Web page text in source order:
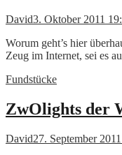
David3. Oktober 2011
Worum geht’s hier
Zeug im Internet, sei es
Fundstücke
ZwOlights der
David27. September